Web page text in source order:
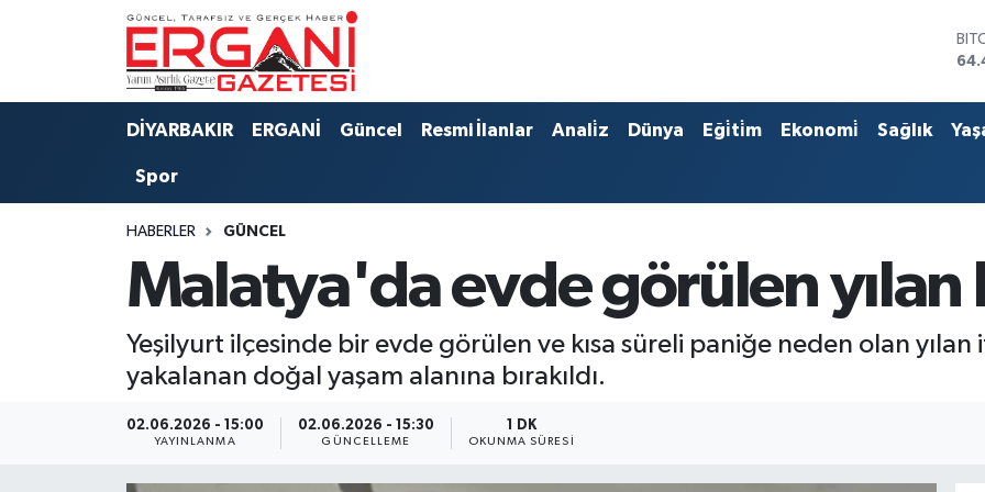
DİYARBAKIR ERGANİ Güncel Resmi İlanlar Anali̇z Dünya Eği̇ti̇m Ekonomi̇ Sağlık
Spor
HABERLER GÜNCEL
Malatya'da evde görülen
Yeşilyurt ilçesinde bir evde görülen ve kısa süreli paniğe neden olan
yakalanan doğal yaşam alanına bırakıldı.
02.06.2026 - 15:00
YAYINLANMA
02.06.2026 - 15:30
GÜNCELLEME
1 DK
OKUNMA SÜRESI
DİYARBAKIR
BAĞLAR
ERGANİ
Resmi İlanlar
Si̇yaset
Ergani Nöbetçi Eczaneler
Ergani Hava Durumu
Tüm Manşetler
Son Dakika Haberleri
Haber Arşivi